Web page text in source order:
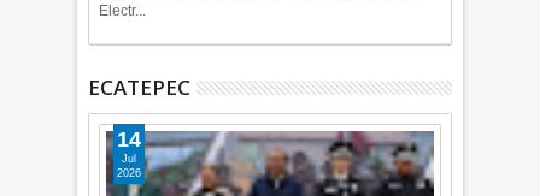
Electr...
ECATEPEC
14
Jul
2026